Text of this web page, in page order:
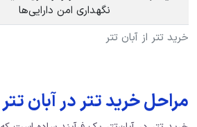
خرید تتر از آبان تتر
نگهداری امن دارایی‌ها
مراحل خرید تتر در آبان تتر